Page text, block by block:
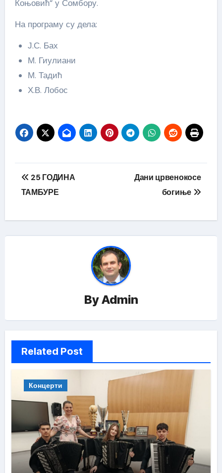
Коњовић“ у Сомбору.
На програму су дела:
Ј.С. Бах
М. Гиулиани
М. Тадић
Х.В. Лобос
Кретање
чланка
25 ГОДИНА
ТАМБУРЕ
Дани црвенокосе
богиње
ByAdmin
Related Post
Концерти